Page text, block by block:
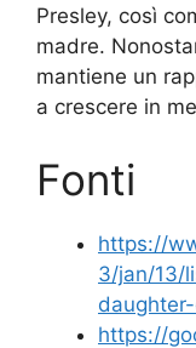
Presley, così
madre.
mantiene un
a crescere in
Fonti
https://
3/jan/13/
https://